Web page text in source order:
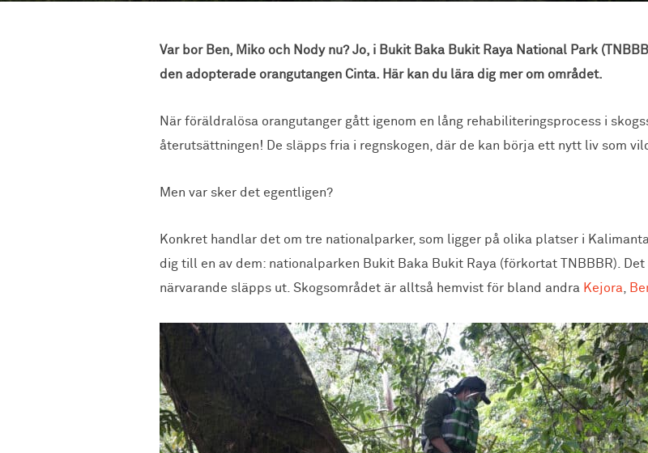
Var bor Ben, Miko och Nody nu? Jo, i Bukit Baka Bukit Raya National Park
den adopterade orangutangen Cinta. Här kan du lära dig mer om området.
När föräldralösa orangutanger gått igenom en lång rehabiliteringsprocess i
återutsättningen! De släpps fria i regnskogen, där de kan börja ett nytt liv som
Men var sker det egentligen?
Konkret handlar det om tre nationalparker, som ligger på olika platser i
dig till en av dem: nationalparken Bukit Baka Bukit Raya (förkortat TNBBBR).
närvarande släpps ut. Skogsområdet är alltså hemvist för bland andra Kejora